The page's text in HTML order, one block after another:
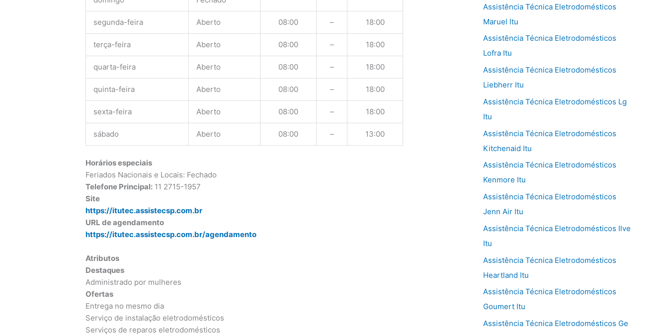
segunda-feira Aberto 08:00 – 18:00
terça-feira Aberto 08:00 – 18:00
quarta-feira Aberto 08:00 – 18:00
quinta-feira Aberto 08:00 – 18:00
sexta-feira Aberto 08:00 – 18:00
sábado Aberto 08:00 – 13:00
Horários especiais
Feriados Nacionais e Locais: Fechado
Telefone Principal: 11 2715-1957
Site
https://itutec.assistecsp.com.br
URL de agendamento
https://itutec.assistecsp.com.br/agendamento
Atributos
Destaques
Administrado por mulheres
Ofertas
Entrega no mesmo dia
Serviço de instalação eletrodomésticos
Serviços de reparos eletrodomésticos
Assistência Técnica Eletrodomésticos
Maruel Itu
Assistência Técnica Eletrodomésticos
Lofra Itu
Assistência Técnica Eletrodomésticos
Liebherr Itu
Assistência Técnica Eletrodomésticos Lg
Itu
Assistência Técnica Eletrodomésticos
Kitchenaid Itu
Assistência Técnica Eletrodomésticos
Kenmore Itu
Assistência Técnica Eletrodomésticos
Jenn Air Itu
Assistência Técnica Eletrodomésticos Ilve
Itu
Assistência Técnica Eletrodomésticos
Heartland Itu
Assistência Técnica Eletrodomésticos
Goumert Itu
Assistência Técnica Eletrodomésticos Ge